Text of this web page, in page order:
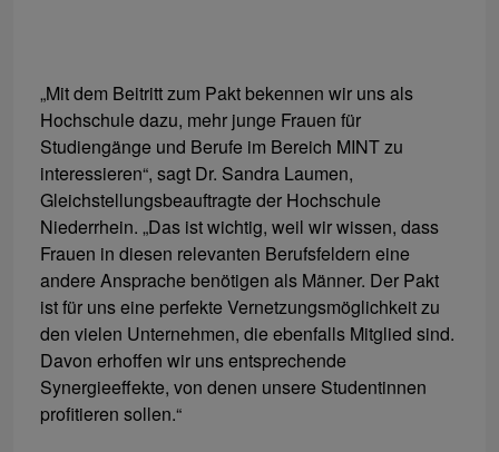
„Mit dem Beitritt zum Pakt bekennen wir uns als
Hochschule dazu, mehr junge Frauen für
Studiengänge und Berufe im Bereich MINT zu
interessieren“, sagt Dr. Sandra Laumen,
Gleichstellungsbeauftragte der Hochschule
Niederrhein. „Das ist wichtig, weil wir wissen, dass
Frauen in diesen relevanten Berufsfeldern eine
andere Ansprache benötigen als Männer. Der Pakt
ist für uns eine perfekte Vernetzungsmöglichkeit zu
den vielen Unternehmen, die ebenfalls Mitglied sind.
Davon erhoffen wir uns entsprechende
Synergieeffekte, von denen unsere Studentinnen
profitieren sollen.“